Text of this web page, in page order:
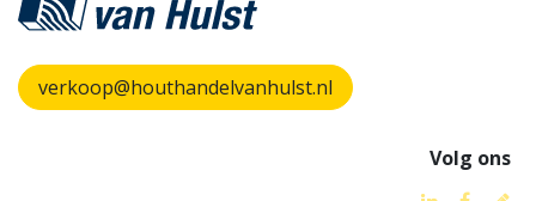
verkoop@houthandelvanhulst.nl
Volg ons